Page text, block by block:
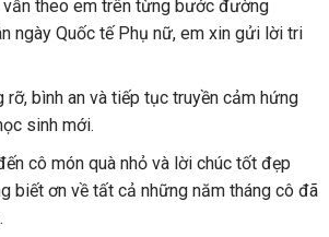
theo em trên từng bước đường
ngày Quốc tế Phụ nữ, em xin gửi lời tri
rỡ, bình an và tiếp tục truyền cảm hứng
sinh mới.
cô món quà nhỏ và lời chúc tốt đẹp
biết ơn về tất cả những năm tháng cô đã